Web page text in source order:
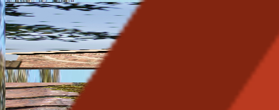
Rénovation de toiture
Rénovation complète de votre toiture incluant
En savoir plus
Nettoyage et démoussage de toiture